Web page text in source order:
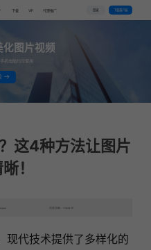
下载 VIP 代理推广 登录 下载客户端
图片视频
机电脑均可使用
这4种方法让图片
！
浏览次数：11824次
现代技术提供了多样化的